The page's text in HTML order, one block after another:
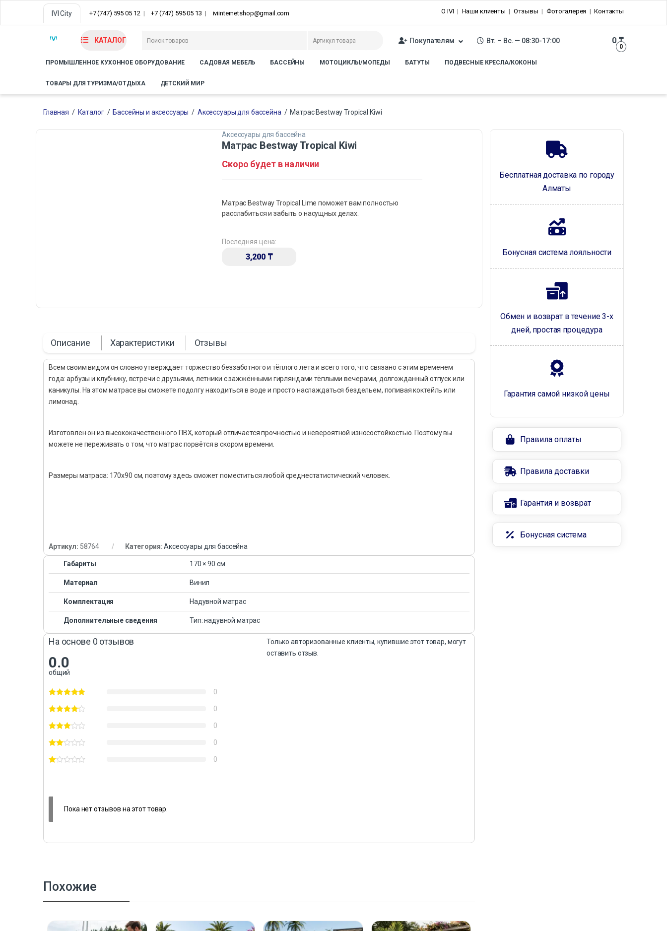
IVI City +7 (747) 595 05 12 +7 (747) 595 05 13 iviinternetshop@gmail.com О IVI Наши клиенты Отзывы Фотогалерея Контакты
КАТАЛОГ Покупателям Вт. – Вс. — 08:30-17:00
0
0₸
ПРОМЫШЛЕННОЕ КУХОННОЕ ОБОРУДОВАНИЕ САДОВАЯ МЕБЕЛЬ БАССЕЙНЫ МОТОЦИКЛЫ/МОПЕДЫ БАТУТЫ ПОДВЕСНЫЕ КРЕСЛА/КОКОНЫ
ТОВАРЫ ДЛЯ ТУРИЗМА/ОТДЫХА ДЕТСКИЙ МИР
Главная / Каталог / Бассейны и аксессуары / Аксессуары для бассейна / Матрас Bestway Tropical Kiwi
Аксессуары для бассейна
Матрас Bestway Tropical Kiwi
Скоро будет в наличии
Матрас Bestway Tropical Lime поможет вам полностью
расслабиться и забыть о насущных делах.
Последняя цена:
3,200 ₸
Описание Характеристики Отзывы
Всем своим видом он словно утверждает торжество беззаботного и тёплого лета и всего того, что связано с этим временем
года: арбузы и клубнику, встречи с друзьями, летники с зажжёнными гирляндами тёплыми вечерами, долгожданный отпуск или
каникулы. На этом матрасе вы сможете подолгу находиться в воде и просто наслаждаться бездельем, попивая коктейль или
лимонад.
Изготовлен он из высококачественного ПВХ, который отличается прочностью и невероятной износостойкостью. Поэтому вы
можете не переживать о том, что матрас порвётся в скором времени.
Размеры матраса: 170х90 см, поэтому здесь сможет поместиться любой среднестатистический человек.
Артикул: 58764 Категория:Аксессуары для бассейна
Габариты 170 × 90 см
Материал Винил
Комплектация Надувной матрас
Дополнительные сведения Тип: надувной матрас
На основе 0 отзывов
0.0
общий
0
0
0
0
0
Только авторизованные клиенты, купившие этот товар, могут
оставить отзыв.
Пока нет отзывов на этот товар.
Похожие
Бесплатная доставка по городу
Алматы
Бонусная система лояльности
Обмен и возврат в течение 3-х
дней, простая процедура
Гарантия самой низкой цены
Правила оплаты
Правила доставки
Гарантия и возврат
Бонусная система